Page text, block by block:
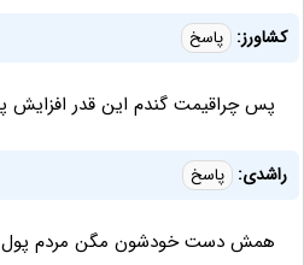
کشاورز: پاسخ
پس چراقیمت گندم این قدر افزایش
راشدی: پاسخ
همش دست خودشون مگن مردم پول